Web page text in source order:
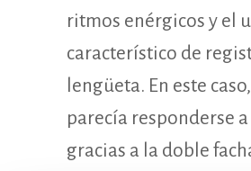
ritmos enérgicos y el
característico de
lengüeta. En este
parecía responderse
gracias a la doble